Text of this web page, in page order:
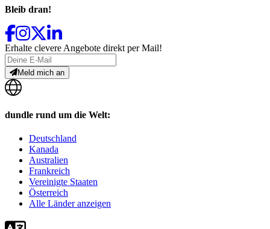
Bleib dran!
Erhalte clevere Angebote direkt per Mail!
Meld mich an
dundle rund um die Welt:
Deutschland
Kanada
Australien
Frankreich
Vereinigte Staaten
Österreich
Alle Länder anzeigen